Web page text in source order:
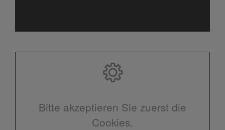
Bitte akzeptieren Sie zuerst die
Cookies.